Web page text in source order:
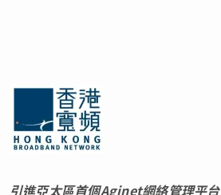
引進亞太區首個Aginet網絡管理平台